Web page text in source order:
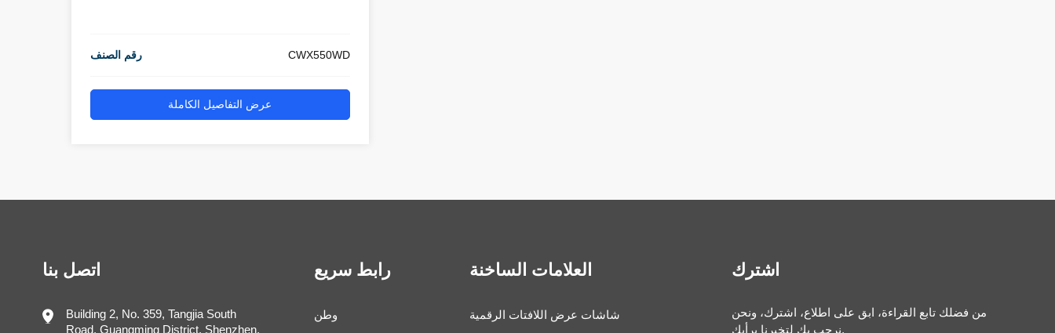
رقم الصنف CWX550WD
عرض التفاصيل الكاملة
اتصل بنا
Building 2, No. 359, Tangjia South
Road, Guangming District, Shenzhen,
رابط سريع
وطن
العلامات الساخنة
شاشات عرض اللافتات الرقمية
اشترك
من فضلك تابع القراءة، ابق على اطلاع، اشترك، ونحن
نرحب بك لتخبرنا برأيك.